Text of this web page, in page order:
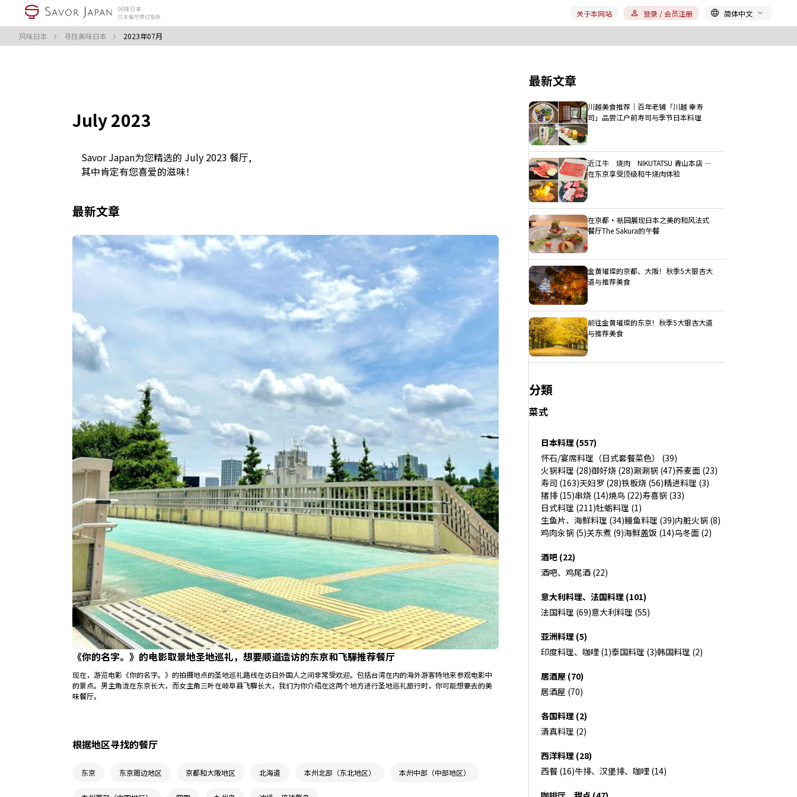
风味日本 寻找美味日本 2023年07月
关于本网站 登录 / 会员注册 简体中文
July 2023
Savor Japan为您精选的 July 2023 餐厅,
其中肯定有您喜爱的滋味！
最新文章
《你的名字。》的电影取景地圣地巡礼，想要顺道造访的东京和飞驒推荐餐厅
现在，游览电影《你的名字。》的拍摄地点的圣地巡礼路线在访日外国人之间非常受欢迎。包括台湾在内的海外游客特地来参观电影中
的景点。男主角泷在东京长大，而女主角三叶在岐阜县飞驒长大，我们为你介绍在这两个地方进行圣地巡礼旅行时，你可能想要去的美
味餐厅。
根据地区寻找的餐厅
东京 东京周边地区 京都和大阪地区 北海道 本州北部（东北地区） 本州中部（中部地区）
最新文章
川越美食推荐｜百年老铺「川越 幸寿
司」品尝江户前寿司与季节日本料理
近江牛 烧肉 NIKUTATSU 青山本店 ―
在东京享受顶级和牛烧肉体验
在京都・祇园展现日本之美的和风法式
餐厅The Sakura的午餐
金黄璀璨的京都、大阪！秋季5大银杏大
道与推荐美食
前往金黄璀璨的东京！秋季5大银杏大道
与推荐美食
分類
菜式
日本料理 (557)
怀石/宴席料理（日式套餐菜色） (39)
火锅料理 (28)御好烧 (28)涮涮锅 (47)荞麦面 (23)
寿司 (163)天妇罗 (28)铁板烧 (56)精进料理 (3)
猪排 (15)串烧 (14)焼鸟 (22)寿喜锅 (33)
日式料理 (211)牡蛎料理 (1)
生鱼片、海鲜料理 (34)鳗鱼料理 (39)内脏火锅 (8)
鸡肉汆锅 (5)关东煮 (9)海鲜盖饭 (14)乌冬面 (2)
酒吧 (22)
酒吧、鸡尾酒 (22)
意大利料理、法国料理 (101)
法国料理 (69)意大利料理 (55)
亚洲料理 (5)
印度料理、咖哩 (1)泰国料理 (3)韩国料理 (2)
居酒屋 (70)
居酒屋 (70)
各国料理 (2)
清真料理 (2)
西洋料理 (28)
西餐 (16)牛排、汉堡排、咖哩 (14)